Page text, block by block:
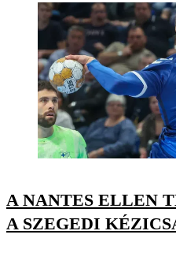
A NANTES ELLEN
A SZEGEDI